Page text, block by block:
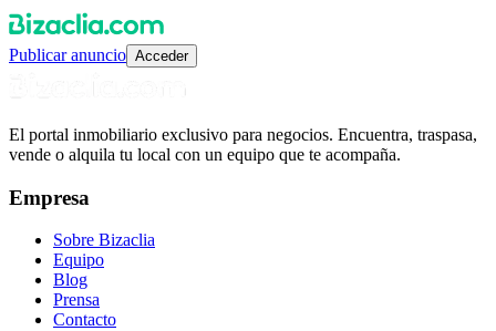
Publicar anuncio Acceder
El portal inmobiliario exclusivo para negocios. Encuentra, traspasa,
vende o alquila tu local con un equipo que te acompaña.
Empresa
Sobre Bizaclia
Equipo
Blog
Prensa
Contacto